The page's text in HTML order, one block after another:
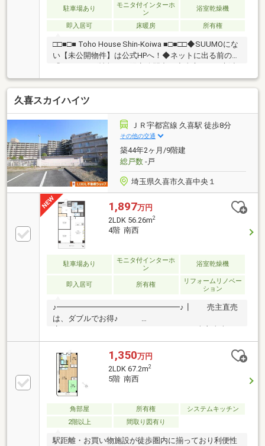
駐車場あり
モニタ付インターホ
ン
浴室乾燥機
即入居可 床暖房 所有権
□□■□■ Toho House Shin-Koiwa ■□■□□◆SUUMOにな
い【未公開物件】は公式HPへ！◆ネットに出る前の
岩が選ばれる3つの理由◆①【業界最低水準の提携住
宅ローン】優遇金利＆各種手数料0円！独自審査でロ
ーンに強い！②【未来カレンダー】専用ソフトで将来
の資金計画を無料シミュレーション。③【ご購入後の
生涯サポート】売って終わりではなく、お引渡し後も
一生涯お守りします。◆HPにて【写真付きお客様の
声】1400件以上公開中！◆お問合せは【資料請求】又
は【 0120-104-581 】まで！
久喜スカイハイツ
ＪＲ宇都宮線 久喜駅 徒歩8分
その他の交通
築44年2ヶ月/9階建
総戸数-戸
埼玉県久喜市久喜中央１
1,897万円
2LDK 56.26m2
4階 南西
駐車場あり
モニタ付インターホ
ン
浴室乾燥機
即入居可 所有権
リフォームリノベー
ション
♪━━━━━━━━━━━━━━━━♪┃ 売主直売
は、ダブルでお得♪
ため、諸費用が削減できます♪手数料が発生しないた
め、その分購入費を抑えられます！！その分で、家
具・家電をグレードアップ可能□売主直売のため、新
生活スタート後も安心♪販売から引き渡し後のアフタ
ーフォローまで弊社が一括サポート！！◇◆住宅ロー
ン相談会実施中◇◆随時住宅ローン相談会を開催して
おります♪15社以上の金融機関からお客様に最適な金
融機関とプランをご提案させていただきます。
1,350万円
2LDK 67.2m2
5階 南西
角部屋 所有権
システムキッチン
2階以上
間取り図有り
駅距離・お買い物施設が徒歩圏内に揃っており利便性